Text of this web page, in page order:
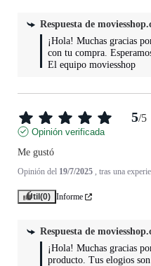
Respuesta de
¡Hola! Muchas gracias
con tu compra.
El equipo moviesshop
5/5
Opinión verificada
Me gustó
Opinión del 19/7/2025 , tras una
Útil (0) Informe
Respuesta de
¡Hola! Muchas gracias
producto. Tus elogios